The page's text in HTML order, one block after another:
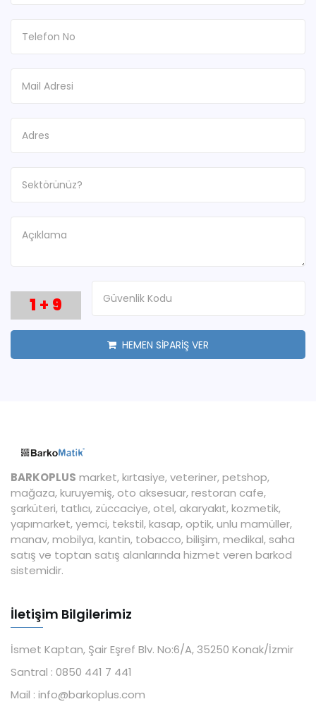
1 + 9
HEMEN SİPARİŞ VER
BARKOPLUS market, kırtasiye, veteriner, petshop,
mağaza, kuruyemiş, oto aksesuar, restoran cafe,
şarküteri, tatlıcı, züccaciye, otel, akaryakıt, kozmetik,
yapımarket, yemci, tekstil, kasap, optik, unlu mamüller,
manav, mobilya, kantin, tobacco, bilişim, medikal, saha
satış ve toptan satış alanlarında hizmet veren barkod
sistemidir.
İletişim Bilgilerimiz
İsmet Kaptan, Şair Eşref Blv. No:6/A, 35250 Konak/İzmir
Santral : 0850 441 7 441
Mail : info@barkoplus.com